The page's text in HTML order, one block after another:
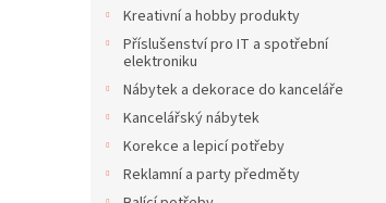
Kreativní a hobby produkty
Příslušenství pro IT a spotřební
elektroniku
Nábytek a dekorace do kanceláře
Kancelářský nábytek
Korekce a lepicí potřeby
Reklamní a party předměty